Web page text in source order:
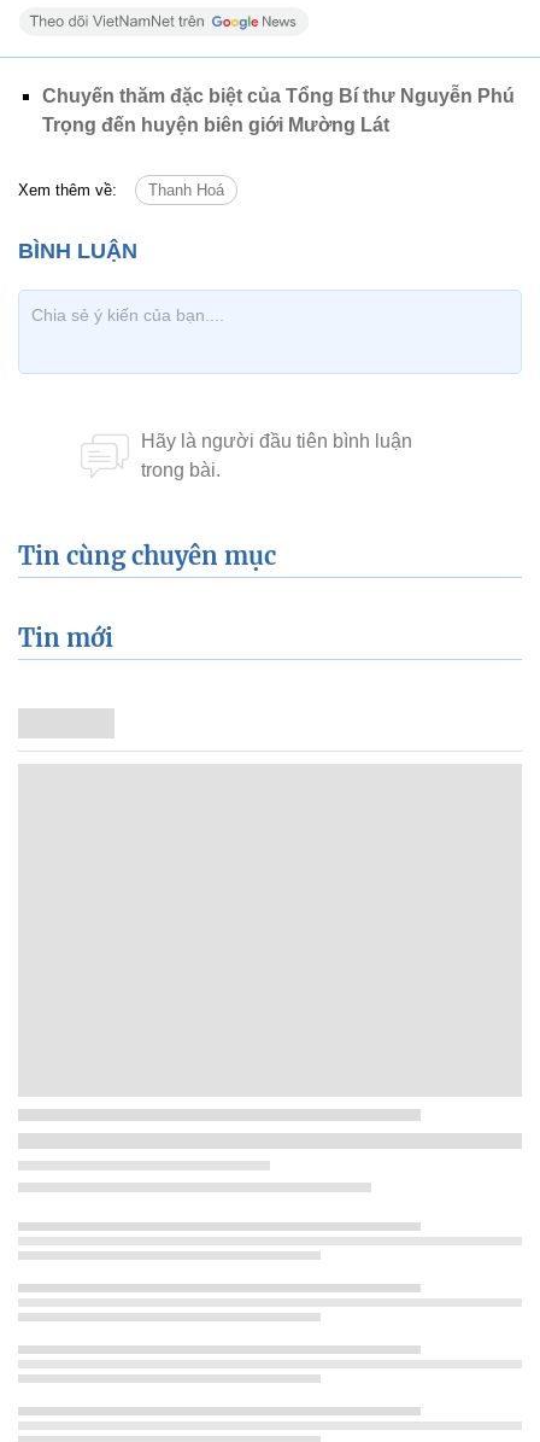
Chuyến thăm đặc biệt của Tổng Bí thư Nguyễn Phú
Trọng đến huyện biên giới Mường Lát
Xem thêm về: Thanh Hoá
Tin cùng chuyên mục
Tin mới